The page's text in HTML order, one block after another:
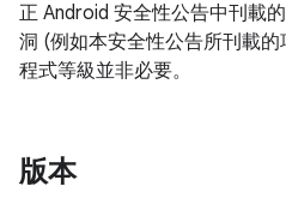
正 Android 安全性公告中刊載
洞 (例如本安全性公告所刊載
程式等級並非必要。
版本